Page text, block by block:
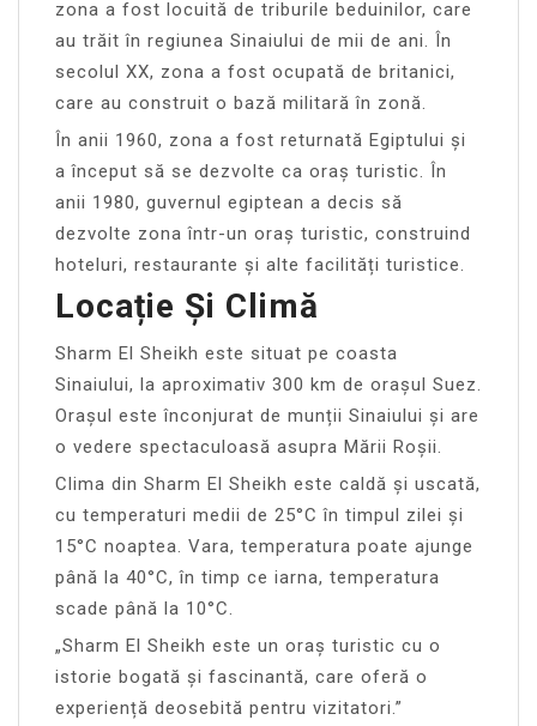
zona a fost locuită de triburile beduinilor, care
au trăit în regiunea Sinaiului de mii de ani. În
secolul XX, zona a fost ocupată de britanici,
care au construit o bază militară în zonă.
În anii 1960, zona a fost returnată Egiptului și
a început să se dezvolte ca oraș turistic. În
anii 1980, guvernul egiptean a decis să
dezvolte zona într-un oraș turistic, construind
hoteluri, restaurante și alte facilități turistice.
Locație Și Climă
Sharm El Sheikh este situat pe coasta
Sinaiului, la aproximativ 300 km de orașul Suez.
Orașul este înconjurat de munții Sinaiului și are
o vedere spectaculoasă asupra Mării Roșii.
Clima din Sharm El Sheikh este caldă și uscată,
cu temperaturi medii de 25°C în timpul zilei și
15°C noaptea. Vara, temperatura poate ajunge
până la 40°C, în timp ce iarna, temperatura
scade până la 10°C.
„Sharm El Sheikh este un oraș turistic cu o
istorie bogată și fascinantă, care oferă o
experiență deosebită pentru vizitatori.”